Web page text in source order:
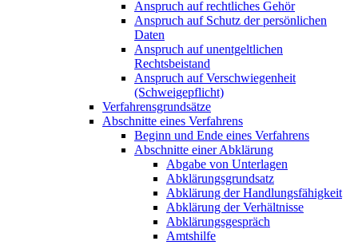
Anspruch auf rechtliches Gehör
Anspruch auf Schutz der persönlichen
Daten
Anspruch auf unentgeltlichen
Rechtsbeistand
Anspruch auf Verschwiegenheit
(Schweigepflicht)
Verfahrensgrundsätze
Abschnitte eines Verfahrens
Beginn und Ende eines Verfahrens
Abschnitte einer Abklärung
Abgabe von Unterlagen
Abklärungsgrundsatz
Abklärung der Handlungsfähigkeit
Abklärung der Verhältnisse
Abklärungsgespräch
Amtshilfe